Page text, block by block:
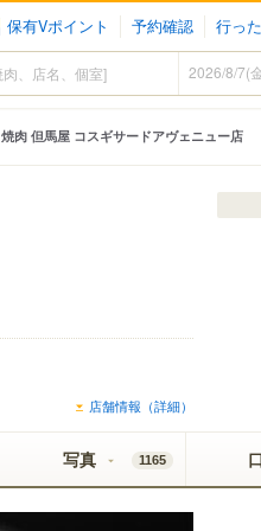
保有Vポイント 予約確認 行っ
焼肉 但馬屋 コスギサードアヴェニュー店
店舗情報（詳細）
写真 1165